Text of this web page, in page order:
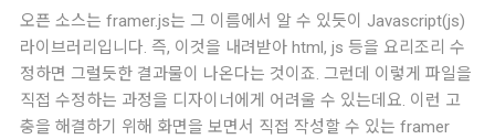
오픈 소스는 framer.js는 그 이름에서 알 수 있듯이 Javascript(js)
라이브러리입니다. 즉, 이것을 내려받아 html, js 등을 요리조리 수
정하면 그럴듯한 결과물이 나온다는 것이죠. 그런데 이렇게 파일을
직접 수정하는 과정을 디자이너에게 어려울 수 있는데요. 이런 고
충을 해결하기 위해 화면을 보면서 직접 작성할 수 있는 framer